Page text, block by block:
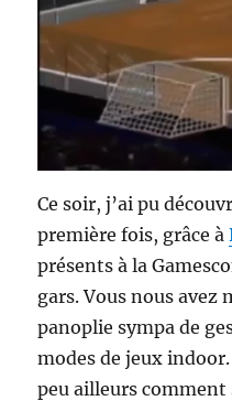
Ce soir, j’ai pu
première fois, grâce à
présents à la
gars. Vous nous avez
panoplie sympa de
modes de jeux
peu ailleurs comment